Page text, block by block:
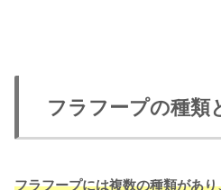
フラフープの種類
フラフープには複数の種類があ